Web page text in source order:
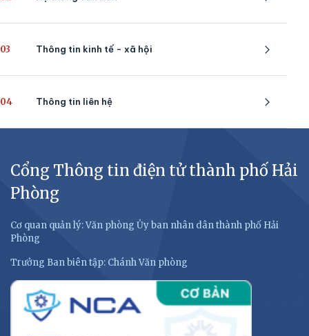
03 Thông tin kinh tế - xã hội
04 Thông tin liên hệ
Cổng Thông tin điện tử thành phố Hải
Phòng
Cơ quan quản lý: Văn phòng Ủy ban nhân dân thành phố Hải
Phòng
Trưởng Ban biên tập: Chánh Văn phòng